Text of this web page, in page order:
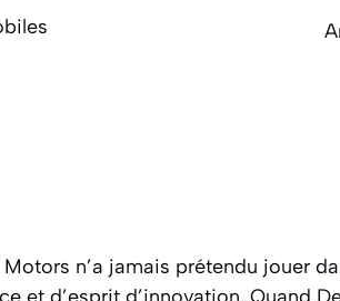
n’a jamais prétendu jouer